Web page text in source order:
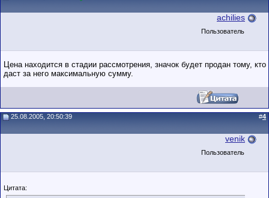
achilies
Пользователь
Цена находится в стадии рассмотрения, значок будет продан тому, кто
даст за него максимальную сумму.
25.08.2005, 20:50:39 #4
venik
Пользователь
Цитата: